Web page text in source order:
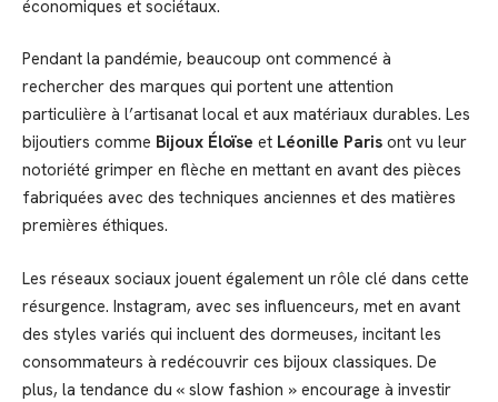
économiques et sociétaux.
Pendant la pandémie, beaucoup ont commencé à
rechercher des marques qui portent une attention
particulière à l’artisanat local et aux matériaux durables. Les
bijoutiers comme Bijoux Éloïse et Léonille Paris ont vu leur
notoriété grimper en flèche en mettant en avant des pièces
fabriquées avec des techniques anciennes et des matières
premières éthiques.
Les réseaux sociaux jouent également un rôle clé dans cette
résurgence. Instagram, avec ses influenceurs, met en avant
des styles variés qui incluent des dormeuses, incitant les
consommateurs à redécouvrir ces bijoux classiques. De
plus, la tendance du « slow fashion » encourage à investir